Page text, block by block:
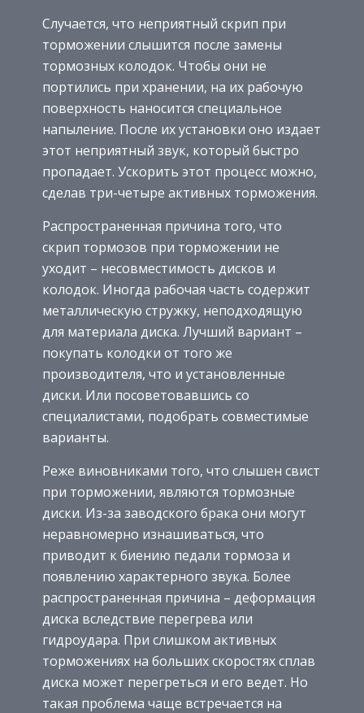
Случается, что неприятный скрип при
торможении слышится после замены
тормозных колодок. Чтобы они не
портились при хранении, на их рабочую
поверхность наносится специальное
напыление. После их установки оно издает
этот неприятный звук, который быстро
пропадает. Ускорить этот процесс можно,
сделав три-четыре активных торможения.
Распространенная причина того, что
скрип тормозов при торможении не
уходит – несовместимость дисков и
колодок. Иногда рабочая часть содержит
металлическую стружку, неподходящую
для материала диска. Лучший вариант –
покупать колодки от того же
производителя, что и установленные
диски. Или посоветовавшись со
специалистами, подобрать совместимые
варианты.
Реже виновниками того, что слышен свист
при торможении, являются тормозные
диски. Из-за заводского брака они могут
неравномерно изнашиваться, что
приводит к биению педали тормоза и
появлению характерного звука. Более
распространенная причина – деформация
диска вследствие перегрева или
гидроудара. При слишком активных
торможениях на больших скоростях сплав
диска может перегреться и его ведет. Но
такая проблема чаще встречается на